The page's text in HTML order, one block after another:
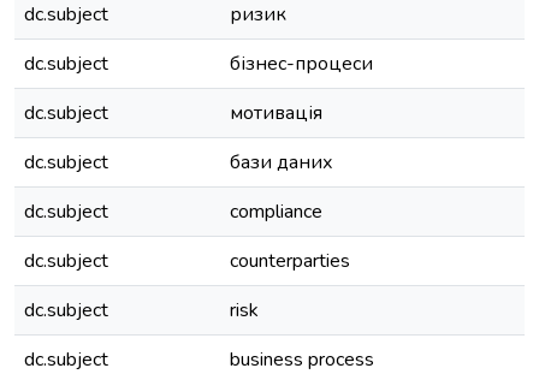
dc.subject
ризик
dc.subject
бізнес-процеси
dc.subject
мотивація
dc.subject
бази даних
dc.subject
compliance
dc.subject
counterparties
dc.subject
risk
dc.subject
business process